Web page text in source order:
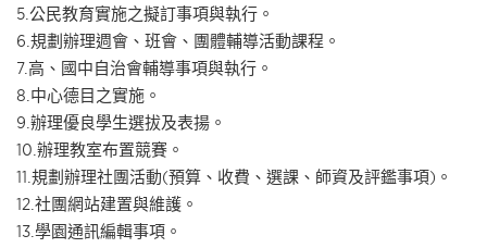
5.公民教育實施之擬訂事項與執行。
6.規劃辦理週會、班會、團體輔導活動課程。
7.高、國中自治會輔導事項與執行。
8.中心德目之實施。
9.辦理優良學生選拔及表揚。
10.辦理教室布置競賽。
11.規劃辦理社團活動(預算、收費、選課、師資及評鑑事項)。
12.社團網站建置與維護。
13.學園通訊編輯事項。